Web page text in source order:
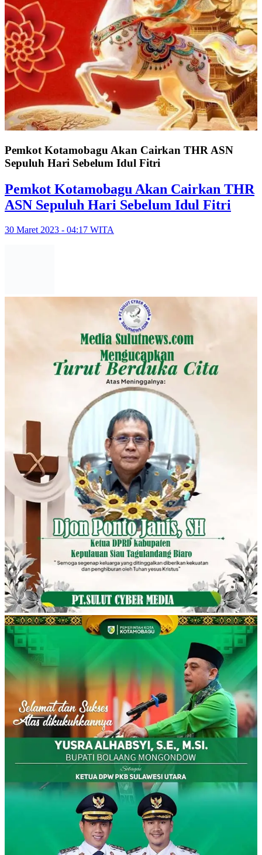
Pemkot Kotamobagu Akan Cairkan THR ASN
Sepuluh Hari Sebelum Idul Fitri
Pemkot Kotamobagu Akan Cairkan THR
ASN Sepuluh Hari Sebelum Idul Fitri
30 Maret 2023 - 04:17 WITA